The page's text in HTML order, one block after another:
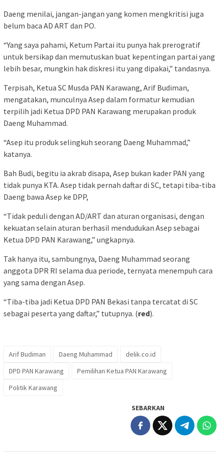
Daeng menilai, jangan-jangan yang komen mengkritisi juga
belum baca AD ART dan PO.
“Yang saya pahami, Ketum Partai itu punya hak prerogratif
untuk bersikap dan memutuskan buat kepentingan partai yang
lebih besar, mungkin hak diskresi itu yang dipakai,” tandasnya.
Terpisah, Ketua SC Musda PAN Karawang, Arif Budiman,
mengatakan, munculnya Asep dalam formatur kemudian
terpilih jadi Ketua DPD PAN Karawang merupakan produk
Daeng Muhammad.
“Asep itu produk selingkuh seorang Daeng Muhammad,”
katanya.
Bah Budi, begitu ia akrab disapa, Asep bukan kader PAN yang
tidak punya KTA. Asep tidak pernah daftar di SC, tetapi tiba-tiba
Daeng bawa Asep ke DPP,
“Tidak peduli dengan AD/ART dan aturan organisasi, dengan
kekuatan selain aturan berhasil mendudukan Asep sebagai
Ketua DPD PAN Karawang,” ungkapnya.
Tak hanya itu, sambungnya, Daeng Muhammad seorang
anggota DPR RI selama dua periode, ternyata menempuh cara
yang sama dengan Asep.
“Tiba-tiba jadi Ketua DPD PAN Bekasi tanpa tercatat di SC
sebagai peserta yang daftar,” tutupnya. (red).
Arif Budiman Daeng Muhammad
delik.co.id
DPD PAN Karawang
Pemilihan Ketua PAN Karawang
Politik Karawang
SEBARKAN